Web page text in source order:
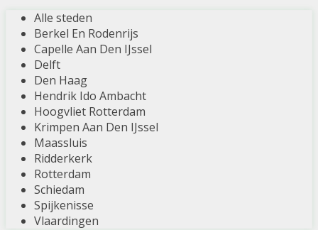
Alle steden
Berkel En Rodenrijs
Capelle Aan Den IJssel
Delft
Den Haag
Hendrik Ido Ambacht
Hoogvliet Rotterdam
Krimpen Aan Den IJssel
Maassluis
Ridderkerk
Rotterdam
Schiedam
Spijkenisse
Vlaardingen